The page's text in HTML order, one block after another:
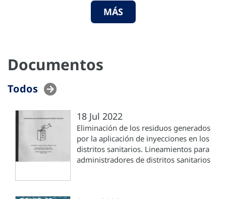
MÁS
Documentos
Todos
18 Jul 2022
Eliminación de los residuos generados
por la aplicación de inyecciones en los
distritos sanitarios. Lineamientos para
administradores de distritos sanitarios